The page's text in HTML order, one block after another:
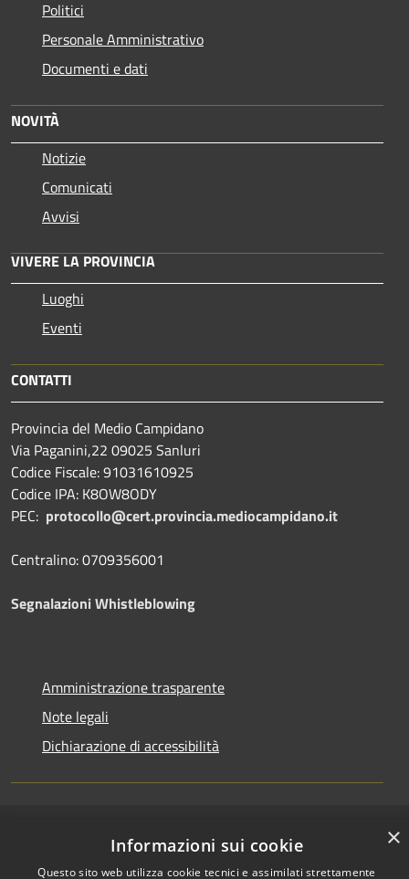
Politici
Personale Amministrativo
Documenti e dati
NOVITÀ
Notizie
Comunicati
Avvisi
VIVERE LA PROVINCIA
Luoghi
Eventi
CONTATTI
Provincia del Medio Campidano
Via Paganini,22 09025 Sanluri
Codice Fiscale: 91031610925
Codice IPA: K8OW8ODY
PEC: protocollo@cert.provincia.mediocampidano.it
Centralino: 0709356001
Segnalazioni Whistleblowing
Amministrazione trasparente
Note legali
Dichiarazione di accessibilità
Copyright © 2026 • Provincia
×
Informazioni sui cookie
Questo sito web utilizza cookie tecnici e assimilati strettamente